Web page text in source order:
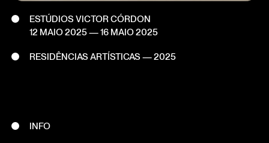
ESTÚDIOS VICTOR CÓRDON
12 MAIO 2025—16 MAIO 2025
RESIDÊNCIAS ARTÍSTICAS — 2025
INFO